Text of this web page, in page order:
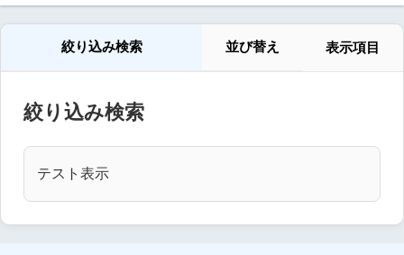
絞り込み検索 並び替え 表示項目
絞り込み検索
テスト表示